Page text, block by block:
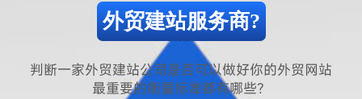
外贸建站服务商?
判断一家外贸建站公司是否可以做好你的外贸网站
最重要的衡量标准都有哪些？